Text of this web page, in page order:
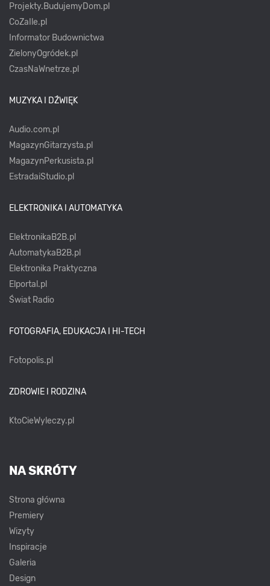
Projekty.BudujemyDom.pl
CoZaIle.pl
Informator Budownictwa
ZielonyOgródek.pl
CzasNaWnetrze.pl
MUZYKA I DŹWIĘK
Audio.com.pl
MagazynGitarzysta.pl
MagazynPerkusista.pl
EstradaiStudio.pl
ELEKTRONIKA I AUTOMATYKA
ElektronikaB2B.pl
AutomatykaB2B.pl
Elektronika Praktyczna
Elportal.pl
Świat Radio
FOTOGRAFIA, EDUKACJA I HI-TECH
Fotopolis.pl
ZDROWIE I RODZINA
KtoCieWyleczy.pl
NA SKRÓTY
Strona główna
Premiery
Wizyty
Inspiracje
Galeria
Design